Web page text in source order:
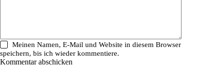
Meinen Namen, E-Mail und Website in diesem Browser
speichern, bis ich wieder kommentiere.
Kommentar abschicken